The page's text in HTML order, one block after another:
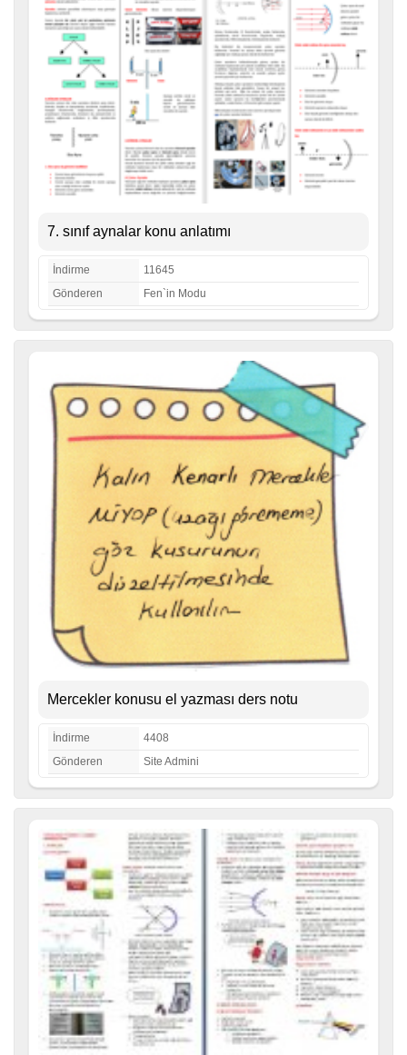
7. sınıf aynalar konu anlatımı
İndirme
11645
Gönderen
Fen`in Modu
Mercekler konusu el yazması ders notu
İndirme
4408
Gönderen
Site Admini